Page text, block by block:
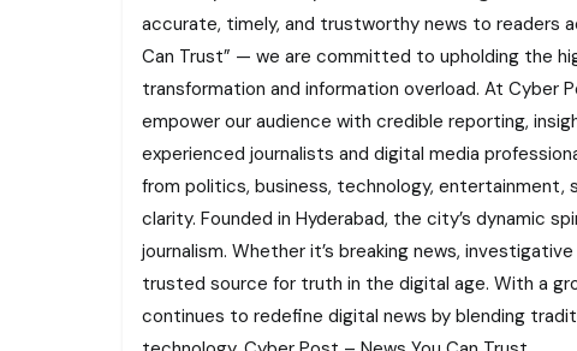
accurate, timely, and trustworthy news to readers
Can Trust” — we are committed to upholding the
transformation and information overload. At Cyber
empower our audience with credible reporting,
experienced journalists and digital media
from politics, business, technology,
clarity. Founded in Hyderabad, the city’s dynamic
journalism. Whether it’s breaking news,
trusted source for truth in the digital age. With a
continues to redefine digital news by blending